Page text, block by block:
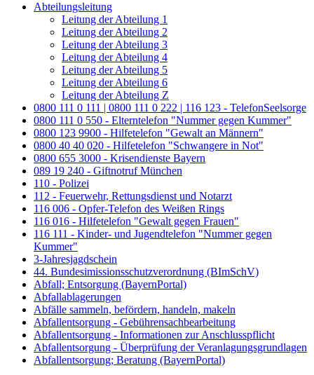
Abteilungsleitung
Leitung der Abteilung 1
Leitung der Abteilung 2
Leitung der Abteilung 3
Leitung der Abteilung 4
Leitung der Abteilung 5
Leitung der Abteilung 6
Leitung der Abteilung Z
0800 111 0 111 | 0800 111 0 222 | 116 123 - TelefonSeelsorge
0800 111 0 550 - Elterntelefon "Nummer gegen Kummer"
0800 123 9900 - Hilfetelefon "Gewalt an Männern"
0800 40 40 020 - Hilfetelefon "Schwangere in Not"
0800 655 3000 - Krisendienste Bayern
089 19 240 - Giftnotruf München
110 - Polizei
112 - Feuerwehr, Rettungsdienst und Notarzt
116 006 - Opfer-Telefon des Weißen Rings
116 016 - Hilfetelefon "Gewalt gegen Frauen"
116 111 - Kinder- und Jugendtelefon "Nummer gegen
Kummer"
3-Jahresjagdschein
44. Bundesimissionsschutzverordnung (BImSchV)
Abfall; Entsorgung (BayernPortal)
Abfallablagerungen
Abfälle sammeln, befördern, handeln, makeln
Abfallentsorgung - Gebührensachbearbeitung
Abfallentsorgung - Informationen zur Anschlusspflicht
Abfallentsorgung - Überprüfung der Veranlagungsgrundlagen
Abfallentsorgung; Beratung (BayernPortal)